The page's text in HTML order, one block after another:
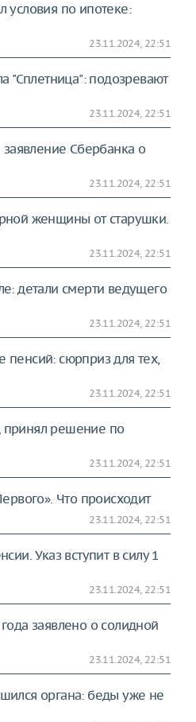
условия по ипотеке:
23.11.2024, 22:51
"Сплетница": подозревают
23.11.2024, 22:51
заявление Сбербанка о
23.11.2024, 22:51
женщины от старушки.
23.11.2024, 22:51
детали смерти ведущего
23.11.2024, 22:51
сюрприз для тех,
23.11.2024, 22:51
принял решение по
23.11.2024, 22:51
Что происходит
23.11.2024, 22:51
Указ вступит в силу 1
23.11.2024, 22:51
заявлено о солидной
23.11.2024, 22:51
органа: беды уже не